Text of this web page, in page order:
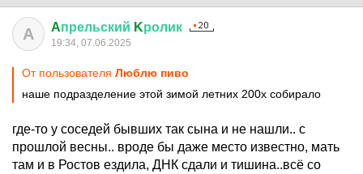
A Aпрельский Kролик
19:34, 07.06.2025
От пользователя Люблю пиво
наше подразделение этой зимой летних 200х собирало
где-то у соседей бывших так сына и не нашли.. с
прошлой весны.. вроде бы даже место известно, мать
там и в Ростов ездила, ДНК сдали и тишина..всё со